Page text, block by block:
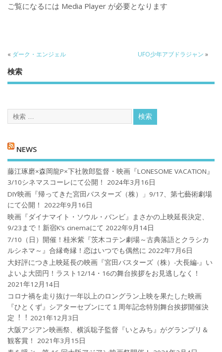
ご覧になるには Media Player が必要となります
« ダーク・エンジェル UFO少年アブドラジャン »
検索
NEWS
藤江琢磨×森岡龍P×下社敦郎監督・映画『LONESOME VACATION』
3/10シネマスコーレにて公開！
2024年3月16日
DIY映画『帰ってきた宮田バスターズ（株）」9/17、第七藝術劇場
にて公開！
2022年9月16日
映画『ダイナマイト・ソウル・バンビ』まさかの上映延長決定、
9/23まで！新宿K’s cinemaにて 2022年9月14日
7/10（日）開催！桂米紫『茨木コテン劇場～古典落語とクラシカ
ルシネマ～』合縁奇縁！恋はいつでも偶然に 2022年7月6日
大好評につき上映延長の映画『宮田バスターズ（株）-大長編-』い
よいよ大団円！ラスト12/14・16の舞台挨拶をお見逃しなく！
2021年12月14日
コロナ禍を⾛り抜け⼀年以上のロングラン上映を果たした映画
『ひとくず』シアターセブンにて１周年記念特別舞台挨拶開催決
定︕︕ 2021年12月3日
大阪アジアン映画祭、横浜聡子監督『いとみち』がグランプリ＆
観客賞！
2021年3月15日